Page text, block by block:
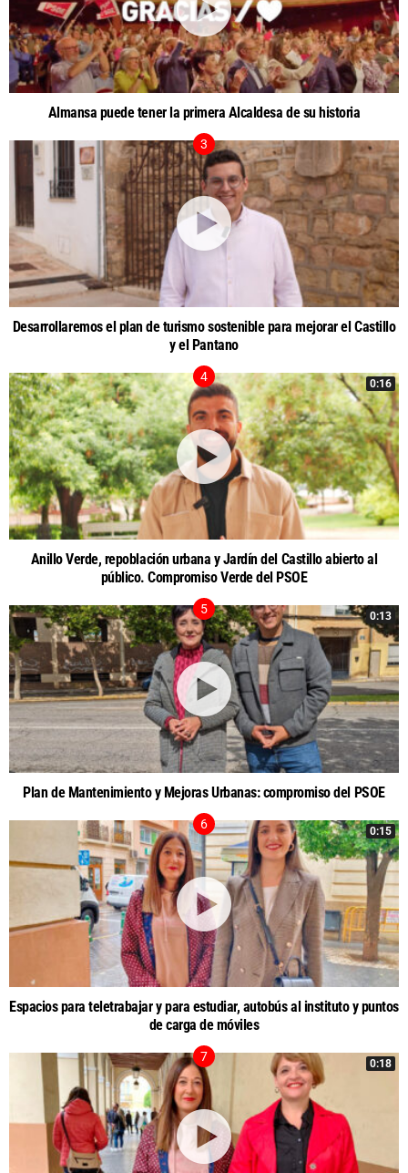
Almansa puede tener la primera Alcaldesa de su historia
Desarrollaremos el plan de turismo sostenible para mejorar el Castillo
y el Pantano
0:16
Anillo Verde, repoblación urbana y Jardín del Castillo abierto al
público. Compromiso Verde del PSOE
0:13
Plan de Mantenimiento y Mejoras Urbanas: compromiso del PSOE
0:15
Espacios para teletrabajar y para estudiar, autobús al instituto y puntos
de carga de móviles
0:18